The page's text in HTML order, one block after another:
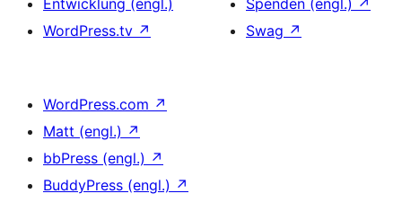
Entwicklung (engl.)
WordPress.tv ↗
Spenden (engl.) ↗
Swag ↗
WordPress.com ↗
Matt (engl.) ↗
bbPress (engl.) ↗
BuddyPress (engl.) ↗